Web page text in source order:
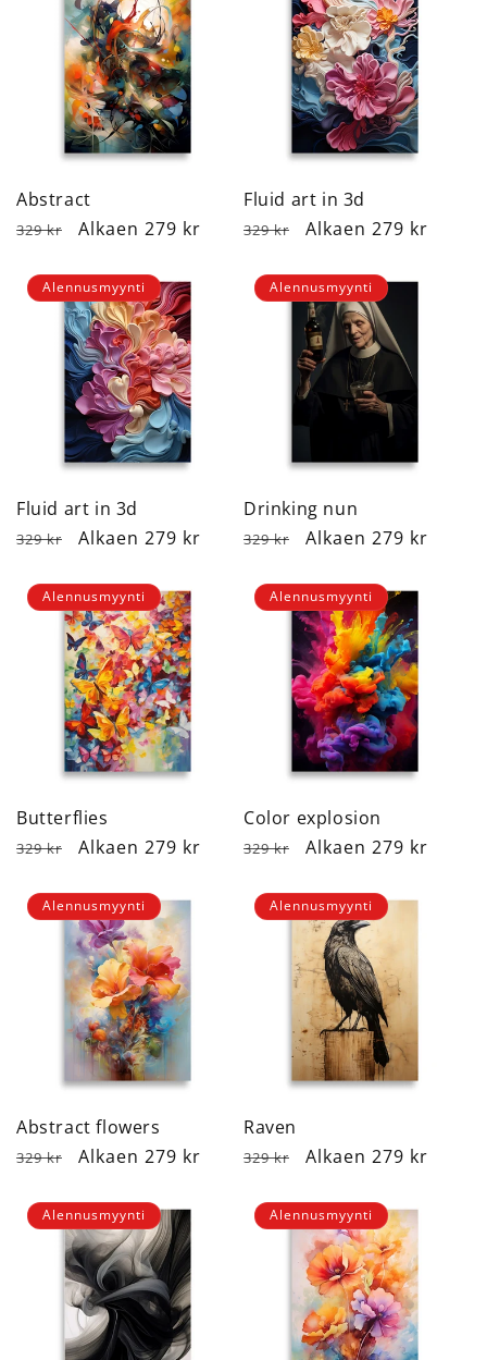
Abstract
Normaalihinta
329 kr Alennushinta
Alkaen 279 kr
Fluid art in 3d
Normaalihinta
329 kr Alennushinta
Alkaen 279 kr
Alennusmyynti
Fluid art in 3d
Normaalihinta
329 kr Alennushinta
Alkaen 279 kr
Alennusmyynti
Drinking nun
Normaalihinta
329 kr Alennushinta
Alkaen 279 kr
Alennusmyynti
Butterflies
Normaalihinta
329 kr Alennushinta
Alkaen 279 kr
Alennusmyynti
Color explosion
Normaalihinta
329 kr Alennushinta
Alkaen 279 kr
Alennusmyynti
Abstract flowers
Normaalihinta
329 kr Alennushinta
Alkaen 279 kr
Alennusmyynti
Raven
Normaalihinta
329 kr Alennushinta
Alkaen 279 kr
Alennusmyynti Alennusmyynti